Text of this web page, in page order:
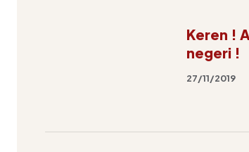
Keren !
negeri !
27/11/2019